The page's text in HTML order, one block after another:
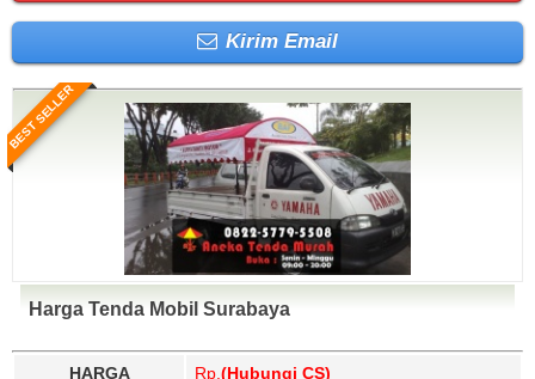
Kirim Email
BEST SELLER
Harga Tenda Mobil Surabaya
HARGA Rp. (Hubungi CS)